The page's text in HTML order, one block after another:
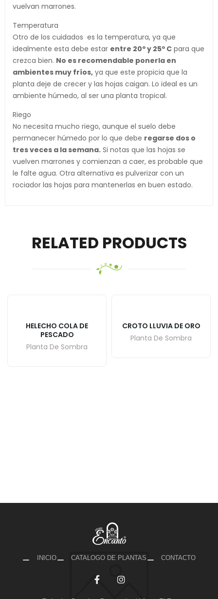
vuelvan marrones.
Temperatura
Otro de los cuidados es la temperatura, ya que
idealmente esta debe estar entre 20º y 25º C para que
crezca bien. No es recomendable ponerla en
ambientes muy fríos, ya que este propicia que la
planta deje de crecer y las hojas caigan. Lo ideal es un
ambiente húmedo, al ser una planta tropical.
Riego
No necesita mucho riego, aunque el suelo debe
permanecer húmedo por lo que debe regarse dos o
tres veces a la semana. Si notas que las hojas se
vuelven marrones y comienzan a caer, es probable que
le falte agua. Otra alternativa es pulverizar con un
rociador las hojas para mantenerlas en buen estado.
RELATED PRODUCTS
HELECHO COLA DE
PESCADO
Planta De Sombra
CROTO LLUVIA DE ORO
Planta De Sombra
INICIO CATALOGO DE PLANTAS CONTACTO